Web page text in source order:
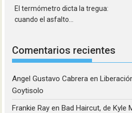
El termómetro dicta la tregua:
cuando el asfalto...
Comentarios recientes
Angel Gustavo Cabrera en
Goytisolo
Frankie Ray enBad Haircut, de Kyle